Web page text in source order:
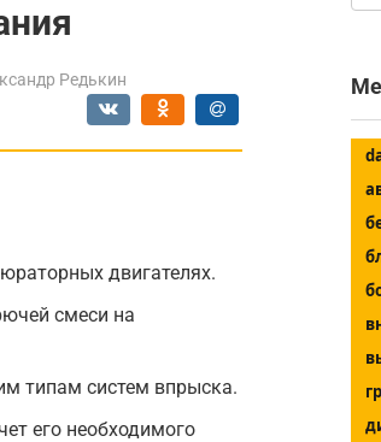
Редькин
двигателях.
смеси на
типам систем впрыска.
его необходимого